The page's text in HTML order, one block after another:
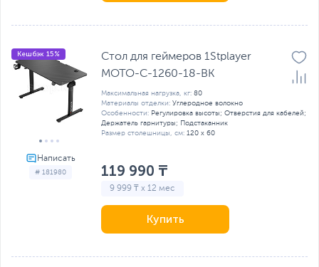
# 181980
Кешбэк 15%
Стол для геймеров 1Stplayer
MOTO-C-1260-18-BK
Максимальная нагрузка, кг: 80
Материалы отделки: Углеродное волокно
Особенности: Регулировка высоты; Отверстия для кабелей;
Держатель гарнитуры; Подстаканник
Размер столешницы, см: 120 x 60
119 990 ₸
9 999 ₸ x 12 мес
Купить